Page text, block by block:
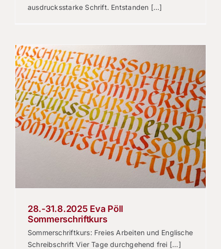
ausdrucksstarke Schrift. Entstanden [...]
28.-31.8.2025 Eva Pöll
Sommerschriftkurs
Sommerschriftkurs: Freies Arbeiten und Englische
Schreibschrift Vier Tage durchgehend frei [...]